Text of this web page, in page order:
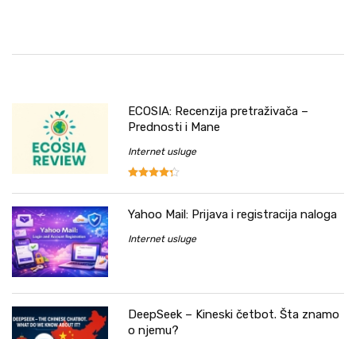
ECOSIA: Recenzija pretraživača –
Prednosti i Mane
Internet usluge
Yahoo Mail: Prijava i registracija naloga
Internet usluge
DeepSeek – Kineski četbot. Šta znamo
o njemu?